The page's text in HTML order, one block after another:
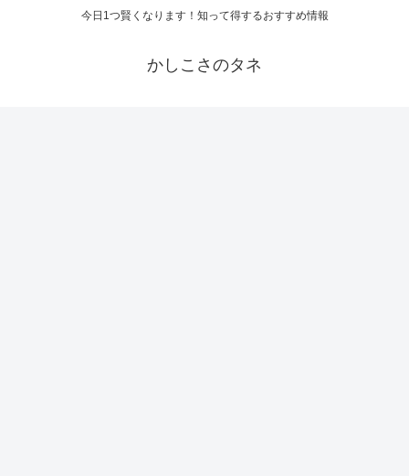
今日1つ賢くなります！知って得するおすすめ情報
かしこさのタネ